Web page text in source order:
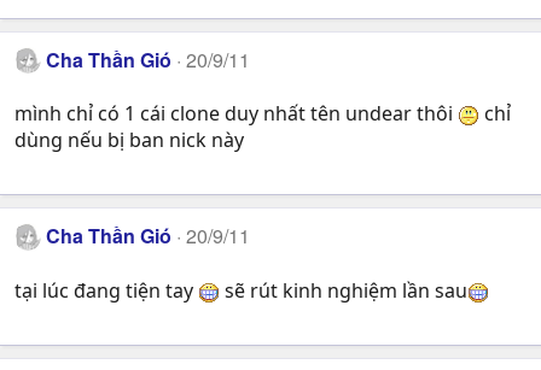
Cha Thần Gió 20/9/11
mình chỉ có 1 cái clone duy nhất tên undear thôi
chỉ
dùng nếu bị ban nick này
Cha Thần Gió 20/9/11
tại lúc đang tiện tay sẽ rút kinh nghiệm lần sau